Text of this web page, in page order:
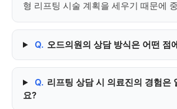
형 리프팅 시술 계획을 세우기 때문에
Q. 오드의원의 상담 방식은 어떤 점
Q. 리프팅 상담 시 의료진의 경험은
요?